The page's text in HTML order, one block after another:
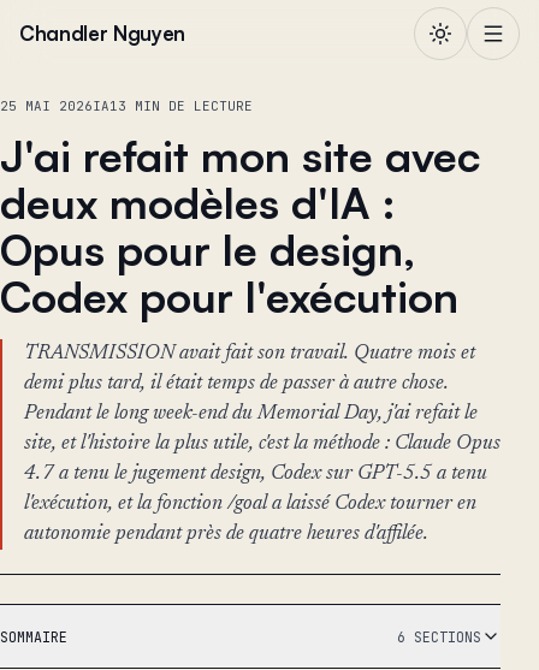
Chandler Nguyen
25 MAI 2026IA13 MIN DE LECTURE
J'ai refait mon site avec
deux modèles d'IA :
Opus pour le design,
Codex pour l'exécution
TRANSMISSION avait fait son travail. Quatre mois et
demi plus tard, il était temps de passer à autre chose.
Pendant le long week-end du Memorial Day, j'ai refait le
site, et l'histoire la plus utile, c'est la méthode : Claude Opus
4.7 a tenu le jugement design, Codex sur GPT-5.5 a tenu
l'exécution, et la fonction /goal a laissé Codex tourner en
autonomie pendant près de quatre heures d'affilée.
SOMMAIRE 6 SECTIONS